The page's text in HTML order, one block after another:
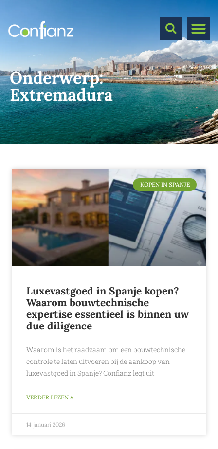
Onderwerp:
Extremadura
KOPEN IN SPANJE
Luxevastgoed in Spanje kopen?
Waarom bouwtechnische
expertise essentieel is binnen uw
due diligence
Waarom is het raadzaam om een bouwtechnische
controle te laten uitvoeren bij de aankoop van
luxevastgoed in Spanje? Confianz legt uit.
VERDER LEZEN »
14 januari 2026